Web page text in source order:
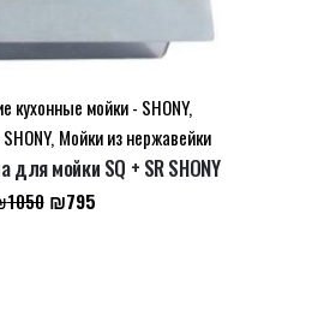
кухонные мойки - SHONY,
, Мойки из нержавейки
мойки SQ + SR SHONY
1050 Первоначальная
₪795Текущая